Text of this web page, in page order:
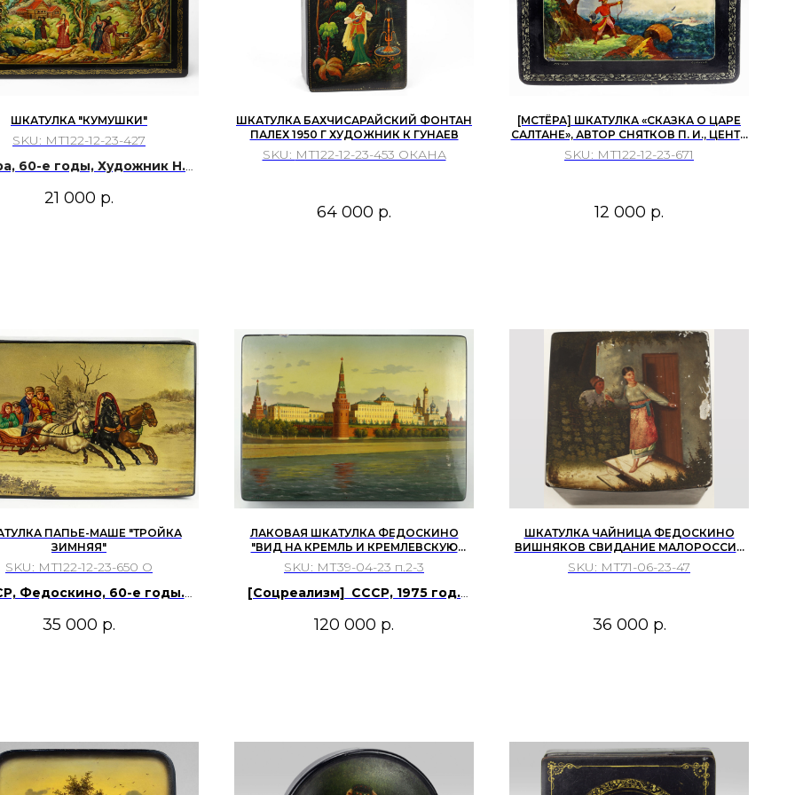
ШКАТУЛКА "КУМУШКИ"
SKU: МТ122-12-23-427
60-е годы, Художник Н.Н.
21 000 р.
ШКАТУЛКА БАХЧИСАРАЙСКИЙ ФОНТАН
ПАЛЕХ 1950 Г ХУДОЖНИК К ГУНАЕВ
SKU: МТ122-12-23-453 ОКАНА
64 000 р.
[МСТЁРА] ШКАТУЛКА «СКАЗКА О ЦАРЕ
САЛТАНЕ», АВТОР СНЯТКОВ П. И., ЦЕНТР
ЛАКОВОЙ МИНИАТЮРЫ ...
SKU: МТ122-12-23-671
12 000 р.
ПАПЬЕ-МАШЕ "ТРОЙКА
ЗИМНЯЯ"
SKU: МТ122-12-23-650 О
Федоскино, 60-е годы.
35 000 р.
ЛАКОВАЯ ШКАТУЛКА ФЕДОСКИНО
"ВИД НА КРЕМЛЬ И КРЕМЛЕВСКУЮ
НАБЕРЕЖНУЮ".
SKU: МТ39-04-23 п.2-3
[Соцреализм] СССР, 1975 год.
120 000 р.
ШКАТУЛКА ЧАЙНИЦА ФЕДОСКИНО
ВИШНЯКОВ СВИДАНИЕ МАЛОРОССИЯ
ХLХ ВЕК
SKU: МТ71-06-23-47
36 000 р.